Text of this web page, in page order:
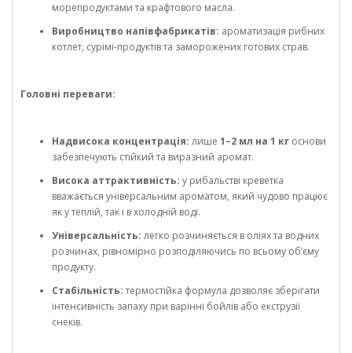
морепродуктами та крафтового масла.
Виробництво напівфабрикатів: ароматизація рибних
котлет, сурімі-продуктів та заморожених готових страв.
Головні переваги:
Надвисока концентрація: лише 1–2 мл на 1 кг основи
забезпечують стійкий та виразний аромат.
Висока аттрактивність: у рибальстві креветка
вважається універсальним ароматом, який чудово працює
як у теплій, так і в холодній воді.
Універсальність: легко розчиняється в оліях та водних
розчинах, рівномірно розподіляючись по всьому об’єму
продукту.
Стабільність:термостійка формула дозволяє зберігати
інтенсивність запаху при варінні бойлів або екструзії
снеків.